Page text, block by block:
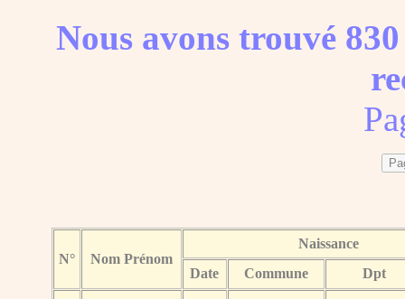
Nous avons trouvé
N° Nom Prénom
Naissance
Date
Commune Dpt